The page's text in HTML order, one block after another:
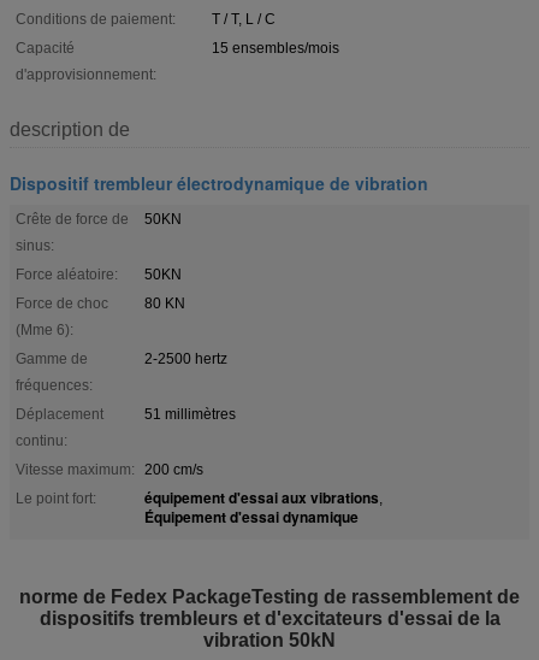
Conditions de paiement:
T / T, L / C
Capacité
d'approvisionnement:
15 ensembles/mois
description de
Dispositif trembleur électrodynamique de vibration
Crête de force de
sinus:
50KN
Force aléatoire:
50KN
Force de choc
(Mme 6):
80 KN
Gamme de
fréquences:
2-2500 hertz
Déplacement
continu:
51 millimètres
Vitesse maximum:
200 cm/s
Le point fort:
équipement d'essai aux vibrations,
Équipement d'essai dynamique
norme de Fedex PackageTesting de rassemblement de
dispositifs trembleurs et d'excitateurs d'essai de la
vibration 50kN